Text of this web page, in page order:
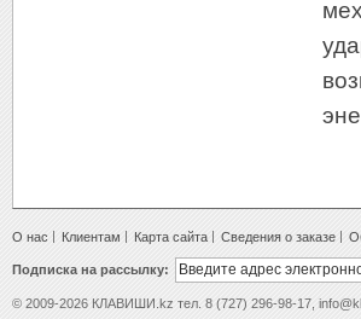
О нас Клиентам Карта сайта Сведения о заказе
Подписка на рассылку:
© 2009-2026 КЛАВИШИ.kz тел. 8 (727) 296-98-17,